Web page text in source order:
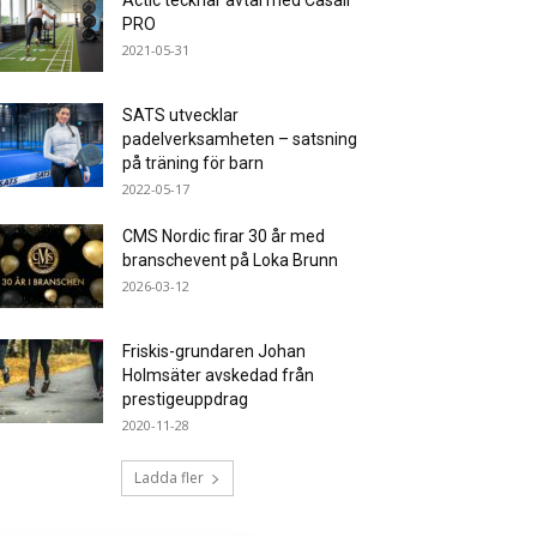
PRO
2021-05-31
SATS utvecklar
padelverksamheten – satsning
på träning för barn
2022-05-17
CMS Nordic firar 30 år med
branschevent på Loka Brunn
2026-03-12
Friskis-grundaren Johan
Holmsäter avskedad från
prestigeuppdrag
2020-11-28
Ladda fler